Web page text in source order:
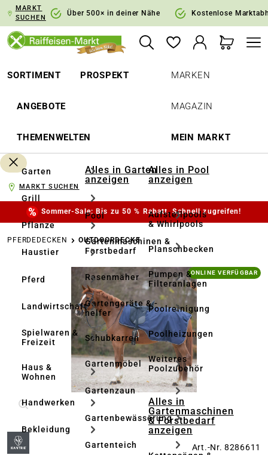
Zur Hauptnavigation springen
MARKT
SUCHEN
Über 500× in deiner Nähe Kostenlose
SORTIMENT PROSPEKT
ANGEBOTE
THEMENWELTEN
MARKEN
MAGAZIN
MEIN MARKT
Garten
Grill
Pflanze
Haustier
Pferd
Landwirtschaft
Spielwaren &
Freizeit
Haus &
Wohnen
Handwerken
Bekleidung
Alles in Garten
anzeigen
Pool
Gartenmaschinen &
Forstbedarf
Rasenmäher
Gartengeräte & -
helfer
Schubkarren
Gartenmöbel
Gartenzaun
Gartenbewässerung
Gartenteich
Alles in Pool
anzeigen
Aufstellpools
& Whirlpools
Planschbecken
Pumpen &
Filteranlagen
Poolreinigung
Poolheizungen
Weiteres
Poolzubehör
Alles in
Gartenmaschinen
& Forstbedarf
anzeigen
MARKT SUCHEN
Sommer-Sale: Bis zu 50 % Rabatt. Schnell zugreifen!
PFERDEDECKEN OUTDOORDECKE
Bildergalerie überspringen ONLINE VERFÜGBAR
Art.-Nr. 8286611